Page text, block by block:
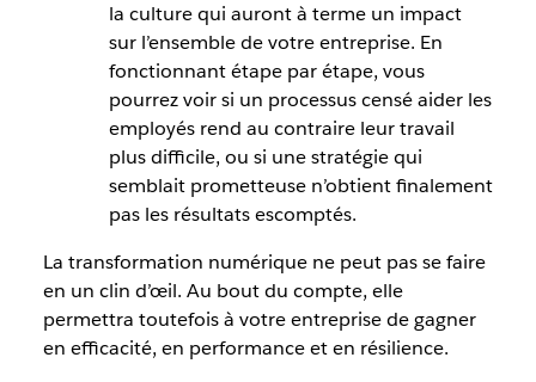
la culture qui auront à terme un impact
sur l’ensemble de votre entreprise. En
fonctionnant étape par étape, vous
pourrez voir si un processus censé aider les
employés rend au contraire leur travail
plus difficile, ou si une stratégie qui
semblait prometteuse n’obtient finalement
pas les résultats escomptés.
La transformation numérique ne peut pas se faire
en un clin d’œil. Au bout du compte, elle
permettra toutefois à votre entreprise de gagner
en efficacité, en performance et en résilience.